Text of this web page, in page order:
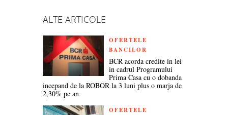
ALTE ARTICOLE
OFERTELE
BANCILOR
BCR acorda credite in lei
in cadrul Programului
Prima Casa cu o dobanda
incepand de la ROBOR la 3 luni plus o marja de
2,30% pe an
OFERTELE